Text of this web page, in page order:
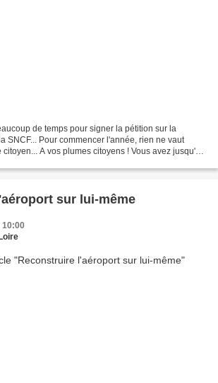
de temps pour signer la pétition sur la
SNCF... Pour commencer l'année, rien ne vaut
A vos plumes citoyens ! Vous avez jusqu'au
sur lui-même
10:00